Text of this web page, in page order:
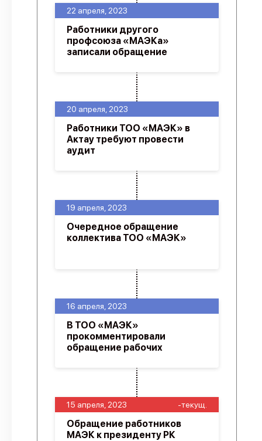
15 апреля, 2023 -текущ.
Обращение работников
МАЭК к президенту РК
16 апреля, 2023
В ТОО «МАЭК»
прокомментировали
обращение рабочих
19 апреля, 2023
Очередное обращение
коллектива ТОО «МАЭК»
20 апреля, 2023
Работники ТОО «МАЭК» в
Актау требуют провести
аудит
22 апреля, 2023
Работники другого
профсоюза «МАЭКа»
записали обращение